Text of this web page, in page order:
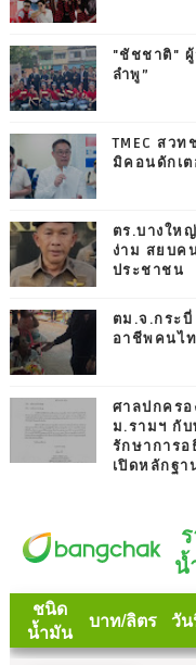
"ชัชชาติ" ผู้
ลำพู”
TMEC สว
มิคอนดักเ
ตร.บางให
ง่าม สยบค
ประชาชน
ตม.จ.กระบี่
อาชีพคนไ
ศาลปกครอ
ม.รามฯ กั
รักษาการ
เปิดหลักฐา